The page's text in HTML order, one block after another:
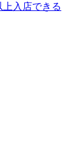
入店できる